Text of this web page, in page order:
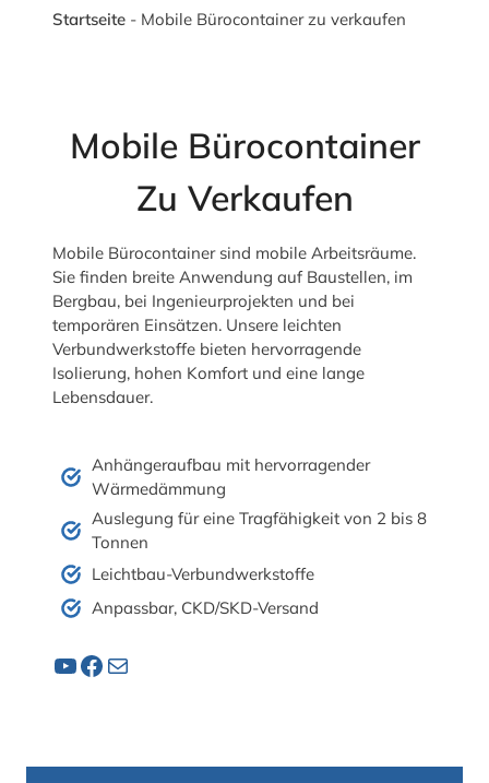
Startseite - Mobile Bürocontainer zu verkaufen
Mobile Bürocontainer
Zu Verkaufen
Mobile Bürocontainer sind mobile Arbeitsräume.
Sie finden breite Anwendung auf Baustellen, im
Bergbau, bei Ingenieurprojekten und bei
temporären Einsätzen. Unsere leichten
Verbundwerkstoffe bieten hervorragende
Isolierung, hohen Komfort und eine lange
Lebensdauer.
Anhängeraufbau mit hervorragender
Wärmedämmung
Auslegung für eine Tragfähigkeit von 2 bis 8
Tonnen
Leichtbau-Verbundwerkstoffe
Anpassbar, CKD/SKD-Versand
YouTube Facebook Post